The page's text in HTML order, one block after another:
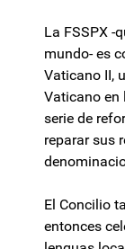
La FSSPX -
mundo- es
Vaticano II,
Vaticano en
serie de
reparar sus
El Concilio
entonces